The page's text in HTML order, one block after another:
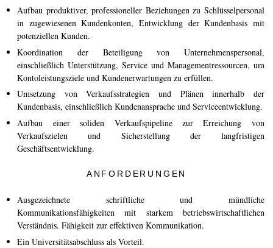
Klassifiering av kaviar
Att skapa kaviar
Certifiering
RECEPT
Bröllop
Företagsevenemang
EN
Aufbau produktiver, professioneller Beziehungen zu Schlüsselpersonal
in zugewiesenen Kundenkonten, Entwicklung der Kundenbasis mit
potenziellen Kunden.
Koordination der Beteiligung von Unternehmenspersonal,
einschließlich Unterstützung, Service und Managementressourcen, um
Kontoleistungsziele und Kundenerwartungen zu erfüllen.
Umsetzung von Verkaufsstrategien und Plänen innerhalb der
Kundenbasis, einschließlich Kundenansprache und Serviceentwicklung.
Aufbau einer soliden Verkaufspipeline zur Erreichung von
Verkaufszielen und Sicherstellung der langfristigen
Geschäftsentwicklung.
ANFORDERUNGEN
Ausgezeichnete schriftliche und mündliche
Kommunikationsfähigkeiten mit starkem betriebswirtschaftlichen
Verständnis. Fähigkeit zur effektiven Kommunikation.
Ein Universitätsabschluss als Vorteil.